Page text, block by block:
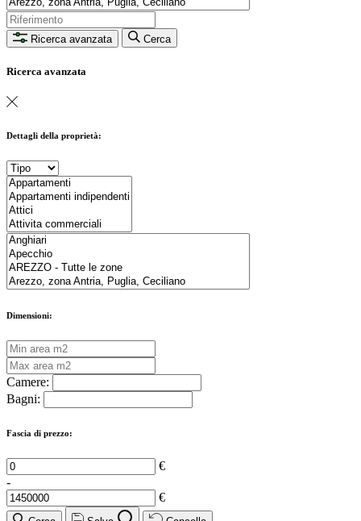
Ricerca avanzata Cerca
Ricerca avanzata
Dettagli della proprietà:
Dimensioni:
Camere:
Bagni:
Fascia di prezzo:
€
-
€